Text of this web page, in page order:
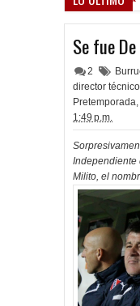
Se fue
2
director técnico
Pretemporada,
1:49 p.m.
Independiente
Milito, el